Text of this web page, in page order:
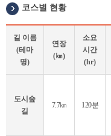
코스별 현황
길 이름
(테마
명)
연장
(㎞)
소요
시간
(hr)
도시숲
길
7.7㎞ 120분